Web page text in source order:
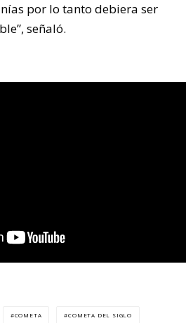
por lo tanto debiera ser
señaló.
COMETA COMETA DEL SIGLO